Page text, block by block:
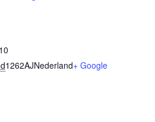
1262AJNederland+ Google